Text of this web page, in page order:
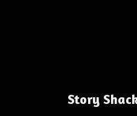
Story